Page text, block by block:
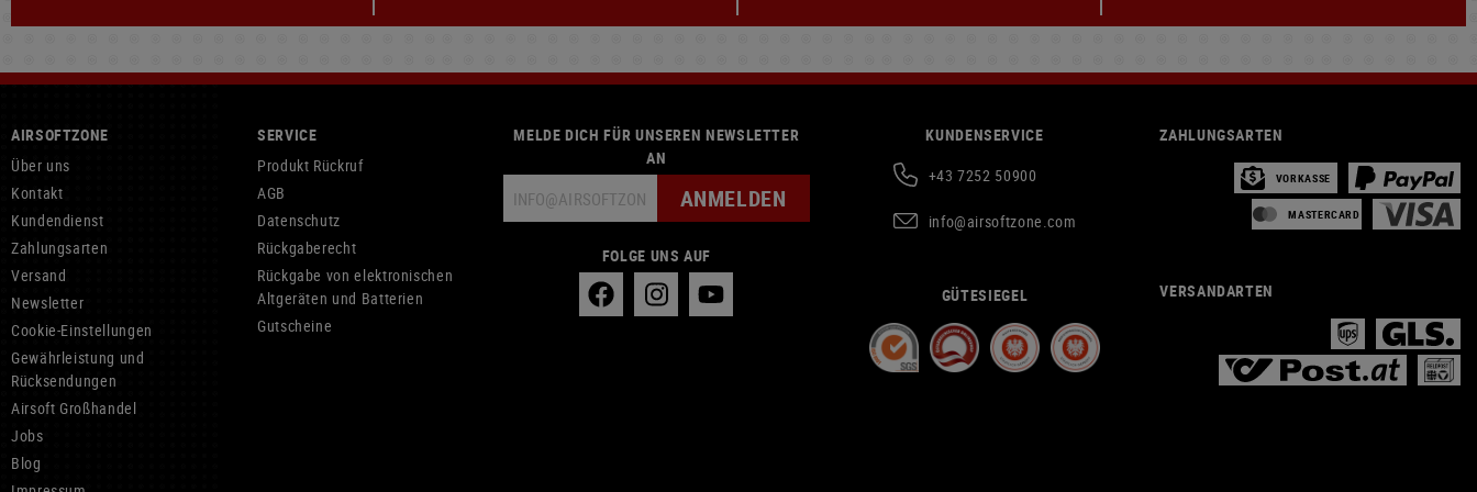
AIRSOFTZONE
Über uns
Kontakt
Kundendienst
Zahlungsarten
Versand
Newsletter
Cookie-Einstellungen
Gewährleistung und
Rücksendungen
Airsoft Großhandel
Jobs
Blog
SERVICE
Produkt Rückruf
AGB
Datenschutz
Rückgaberecht
Rückgabe von elektronischen
Altgeräten und Batterien
Gutscheine
MELDE DICH FÜR UNSEREN NEWSLETTER
AN
ANMELDEN
FOLGE UNS AUF
KUNDENSERVICE
+43 7252 50900
info@airsoftzone.com
GÜTESIEGEL
ZAHLUNGSARTEN
VORKASSE
MASTERCARD
VERSANDARTEN